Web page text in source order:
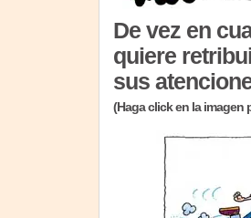
De vez en
quiere
sus
(Haga click en la imagen